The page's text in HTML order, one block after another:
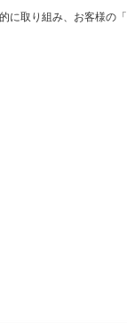
に取り組み、お客様の